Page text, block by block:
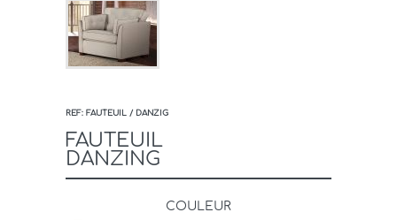
REF: FAUTEUIL / DANZIG
FAUTEUIL
DANZING
COULEUR